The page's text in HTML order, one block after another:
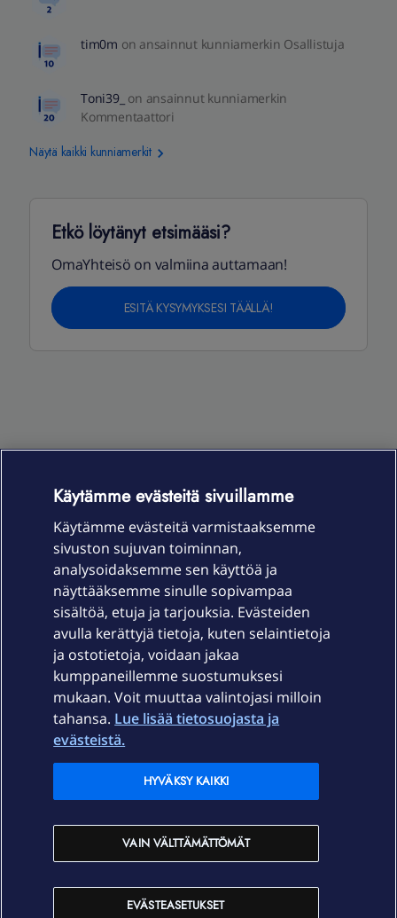
tim0m on ansainnut kunniamerkin Osallistuja
Toni39_ on ansainnut kunniamerkin
Kommentaattori
Näytä kaikki kunniamerkit
Etkö löytänyt etsimääsi?
OmaYhteisö on valmiina auttamaan!
ESITÄ KYSYMYKSESI TÄÄLLÄ!
OmaYhteisö-käyttöehdot Accessibility statement
Laitteet & liittymät
Palvelut
Elisa Oyj
Käytämme evästeitä sivuillamme
Käytämme evästeitä varmistaaksemme
sivuston sujuvan toiminnan,
analysoidaksemme sen käyttöä ja
näyttääksemme sinulle sopivampaa
sisältöä, etuja ja tarjouksia. Evästeiden
avulla kerättyjä tietoja, kuten selaintietoja
ja ostotietoja, voidaan jakaa
kumppaneillemme suostumuksesi
mukaan. Voit muuttaa valintojasi milloin
tahansa. Lue lisää tietosuojasta ja
evästeistä.
EVÄSTEASETUKSET
VAIN VÄLTTÄMÄTTÖMÄT
HYVÄKSY KAIKKI